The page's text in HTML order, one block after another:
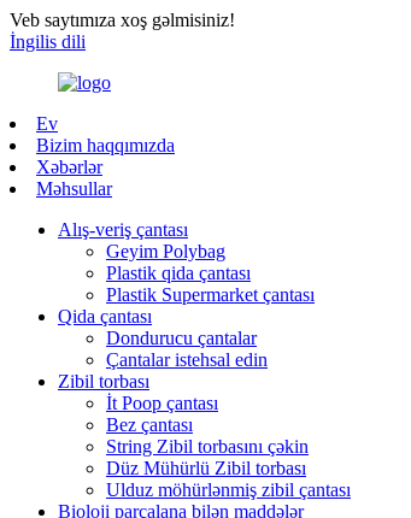
Veb saytımıza xoş gəlmisiniz!
İngilis dili
Ev
Bizim haqqımızda
Xəbərlər
Məhsullar
Alış-veriş çantası
Geyim Polybag
Plastik qida çantası
Plastik Supermarket çantası
Qida çantası
Dondurucu çantalar
Çantalar istehsal edin
Zibil torbası
İt Poop çantası
Bez çantası
String Zibil torbasını çəkin
Düz Mühürlü Zibil torbası
Ulduz möhürlənmiş zibil çantası
Bioloji parçalana bilən maddələr